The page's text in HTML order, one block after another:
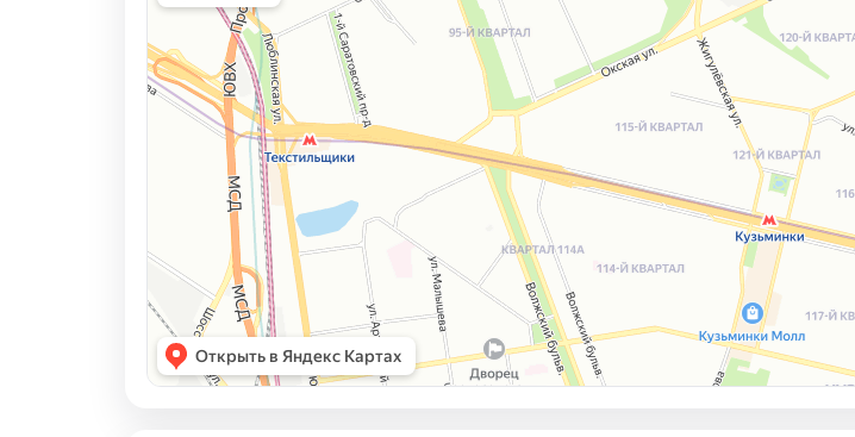
Октябрь 2026